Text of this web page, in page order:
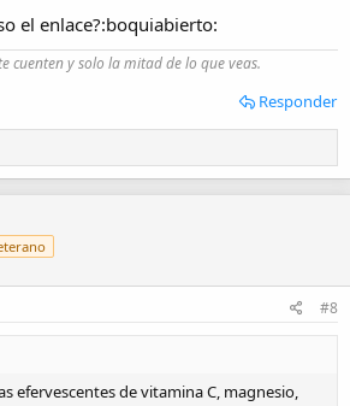
el enlace?:boquiabierto:
cuenten y solo la mitad de lo que veas.
Responder
#8
efervescentes de vitamina C, magnesio,